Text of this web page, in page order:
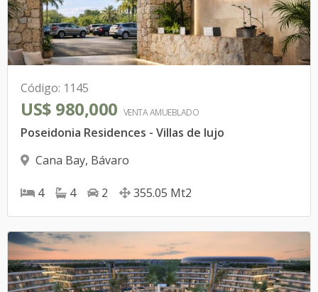
Código: 1145
US$ 980,000 VENTA AMUEBLADO
Poseidonia Residences - Villas de lujo
Cana Bay, Bávaro
4 4 2 355.05 Mt2